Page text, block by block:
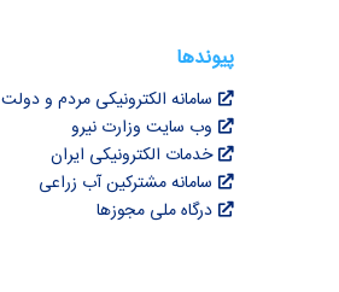
پیوندها
سامانه الکترونیکی مردم و دولت
وب سایت وزارت نیرو
خدمات الکترونیکی ایران
سامانه مشترکین آب زراعی
درگاه ملی مجوزها